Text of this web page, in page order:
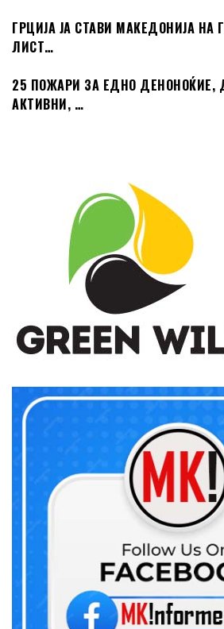
ГРЦИЈА ЈА СТАВИ МАКЕДОНИЈА НА
ЛИСТ…
25 ПОЖАРИ ЗА ЕДНО ДЕНОНОЌИЕ,
АКТИВНИ, …